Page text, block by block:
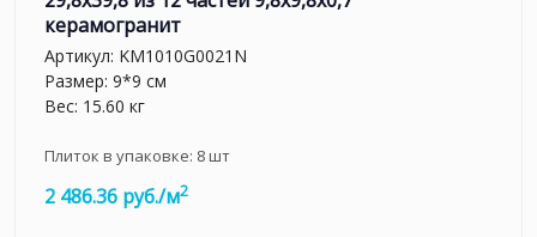
керамогранит
Артикул: KM1010G0021N
Размер: 9*9 см
Вес: 15.60 кг
Плиток в упаковке: 8шт
2 486.36 руб./м2